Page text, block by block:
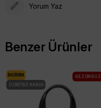
Yorum Yaz
Benzer Ürünler
İNDIRIM
ÜCRETSIZ KARGO
SEZONSUZ